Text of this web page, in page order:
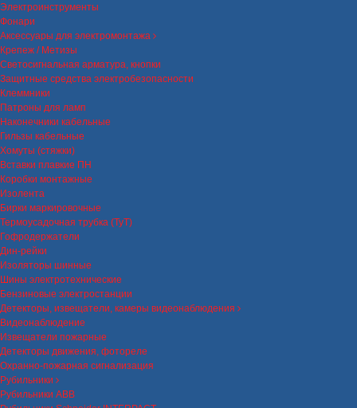
Электроинструменты
Фонари
Аксессуары для электромонтажа
Крепеж / Метизы
Светосигнальная арматура, кнопки
Защитные средства электробезопасности
Клеммники
Патроны для ламп
Наконечники кабельные
Гильзы кабельные
Хомуты (стяжки)
Вставки плавкие ПН
Коробки монтажные
Изолента
Бирки маркировочные
Термоусадочная трубка (ТуТ)
Гофродержатели
Дин-рейки
Изоляторы шинные
Шины электротехнические
Бензиновые электростанции
Детекторы, извещатели, камеры видеонаблюдения
Видеонаблюдение
Извещатели пожарные
Детекторы движения, фотореле
Охранно-пожарная сигнализация
Рубильники
Рубильники ABB